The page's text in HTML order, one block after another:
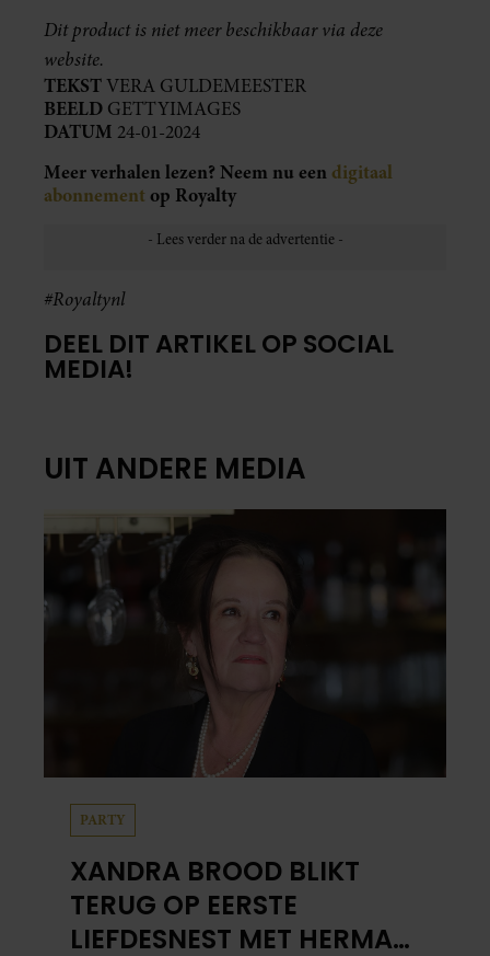
Dit product is niet meer beschikbaar via deze
website.
TEKSTVERA GULDEMEESTER
BEELD GETTYIMAGES
DATUM 24-01-2024
Meer verhalen lezen? Neem nu een digitaal
abonnement op Royalty
#Royaltynl
DEEL DIT ARTIKEL OP SOCIAL
MEDIA!
UIT ANDERE MEDIA
PARTY
XANDRA BROOD BLIKT
TERUG OP EERSTE
LIEFDESNEST MET HERMAN